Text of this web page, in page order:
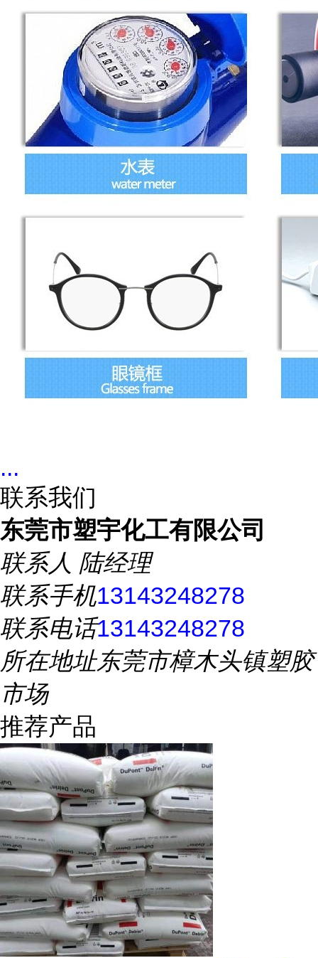
...
联系我们
东莞市塑宇化工有限公司
联系人 陆经理
联系手机13143248278
联系电话13143248278
所在地址东莞市樟木头镇塑胶
市场
推荐产品